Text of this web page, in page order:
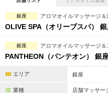
団体割引
2名様歓迎
完全個室
銀座 アロマオイルマッサージ＆
OLIVE SPA（オリーブスパ）
銀座 アロマオイルマッサージ
PANTHEON（パンテオン） 銀
エリア 銀座
業種 店舗マッサー